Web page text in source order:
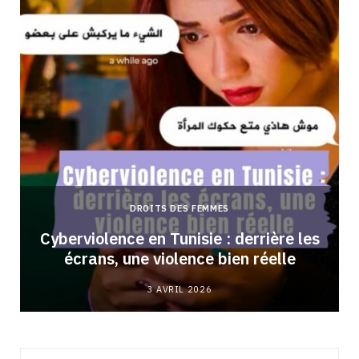
DROITS DES FEMMES
Cyberviolence en Tunisie : derrière les
écrans, une violence bien réelle
3 AVRIL 2026